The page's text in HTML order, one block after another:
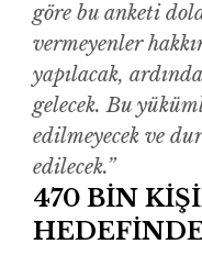
göre bu anketi
vermeyenler
yapılacak,
gelecek. Bu
edilmeyecek ve
edilecek.”
470 BİN